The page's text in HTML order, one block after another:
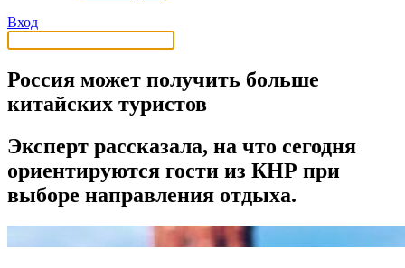
Вход
Россия может получить больше
китайских туристов
Эксперт рассказала, на что сегодня
ориентируются гости из КНР при
выборе направления отдыха.